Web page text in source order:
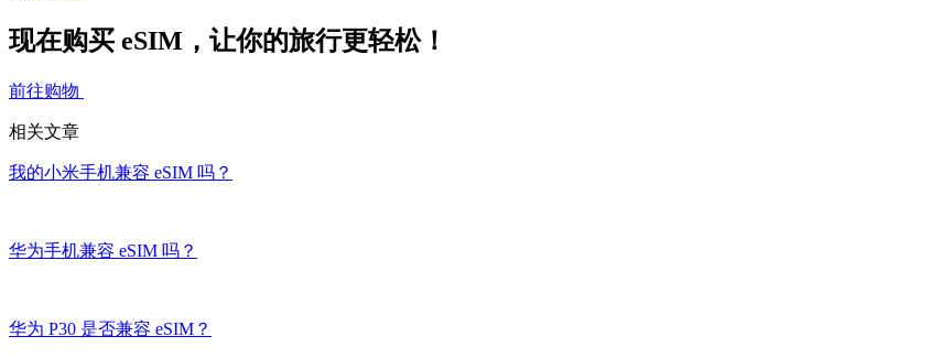
现在购买 eSIM，让你的旅行更轻松！
前往购物
相关文章
我的小米手机兼容 eSIM 吗？
华为手机兼容 eSIM 吗？
华为 P30 是否兼容 eSIM？